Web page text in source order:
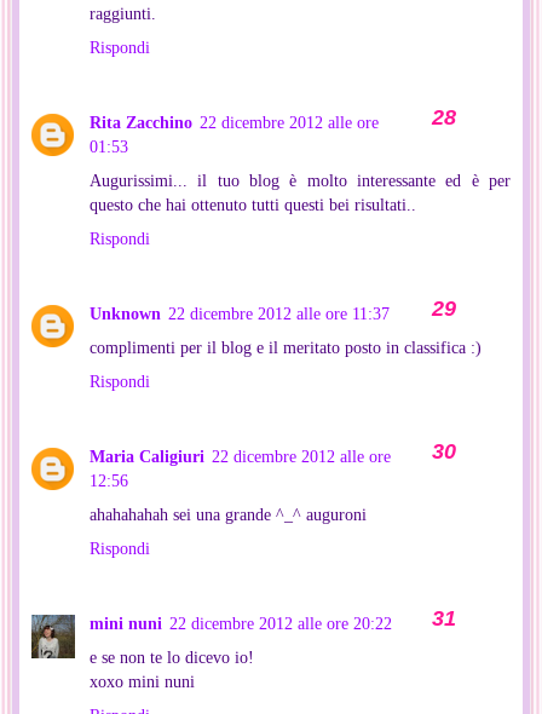
raggiunti.
Rispondi
Rita Zacchino 22 dicembre 2012 alle ore
01:53
Augurissimi... il tuo blog è molto interessante ed è per
questo che hai ottenuto tutti questi bei risultati..
Rispondi
Unknown 22 dicembre 2012 alle ore 11:37
complimenti per il blog e il meritato posto in classifica :)
Rispondi
Maria Caligiuri 22 dicembre 2012 alle ore
12:56
ahahahahah sei una grande ^_^ auguroni
Rispondi
mini nuni 22 dicembre 2012 alle ore 20:22
e se non te lo dicevo io!
xoxo mini nuni